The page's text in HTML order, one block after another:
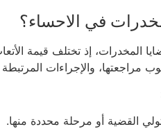
في الاحساء؟
المخدرات، إذ تختلف قيمة
والإجراءات المرتبطة
القضية أو مرحلة محددة منها.